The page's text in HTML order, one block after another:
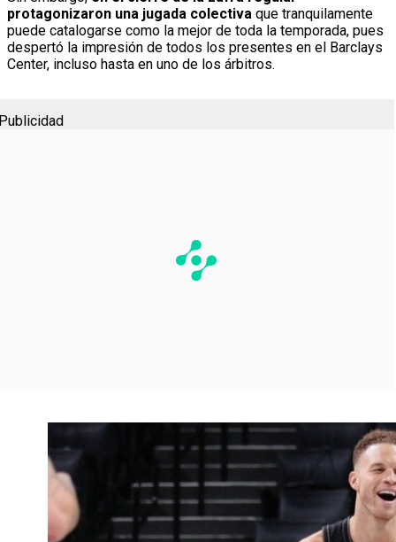
protagonizaron una jugada colectiva que tranquilamente
puede catalogarse como la mejor de toda la temporada, pues
despertó la impresión de todos los presentes en el Barclays
Center, incluso hasta en uno de los árbitros.